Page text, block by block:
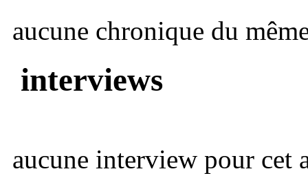
aucune chronique du
interviews
aucune interview pour cet